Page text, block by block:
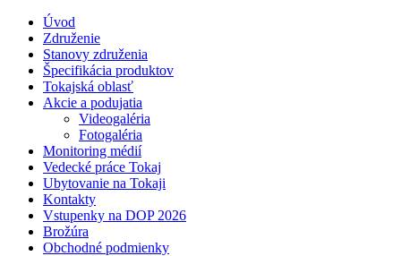
Úvod
Združenie
Stanovy združenia
Špecifikácia produktov
Tokajská oblasť
Akcie a podujatia
Videogaléria
Fotogaléria
Monitoring médií
Vedecké práce Tokaj
Ubytovanie na Tokaji
Kontakty
Vstupenky na DOP 2026
Brožúra
Obchodné podmienky